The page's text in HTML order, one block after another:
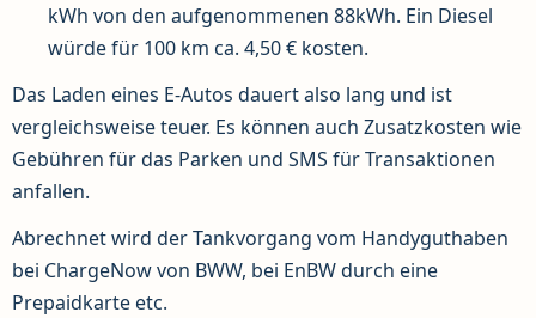
kWh von den aufgenommenen 88kWh. Ein Diesel
würde für 100 km ca. 4,50 € kosten.
Das Laden eines E-Autos dauert also lang und ist
vergleichsweise teuer. Es können auch Zusatzkosten wie
Gebühren für das Parken und SMS für Transaktionen
anfallen.
Abrechnet wird der Tankvorgang vom Handyguthaben
bei ChargeNow von BWW, bei EnBW durch eine
Prepaidkarte etc.